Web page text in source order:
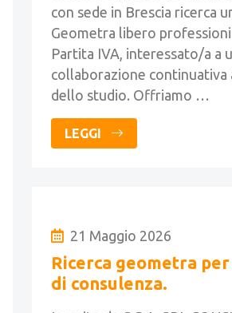
con sede in Brescia ricerca
Geometra libero
Partita IVA, interessato/a a
collaborazione continuativa
dello studio. Offriamo …
LEGGI
21 Maggio 2026
Ricerca geometra
di consulenza.